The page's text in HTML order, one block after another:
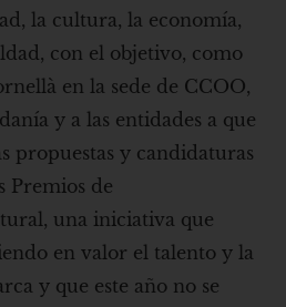
la cultura, la economía,
con el objetivo, como
en la sede de CCOO,
y a las entidades a que
propuestas y candidaturas
Premios de
una iniciativa que
en valor el talento y la
y que este año no se